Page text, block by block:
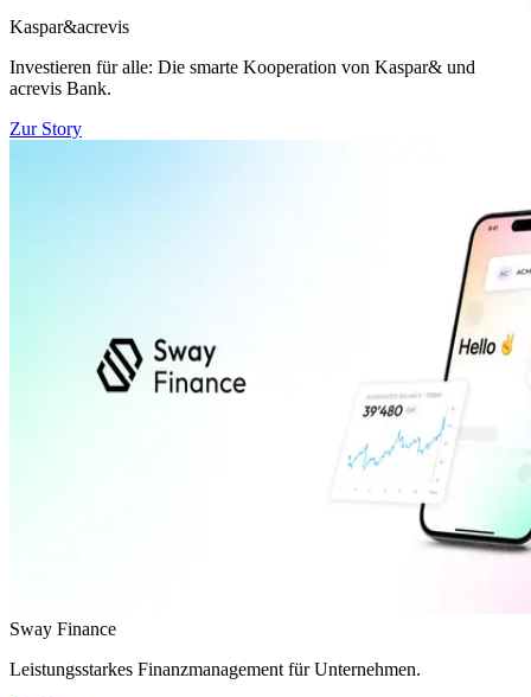
Kaspar&acrevis
Investieren für alle: Die smarte Kooperation von Kaspar& und
acrevis Bank.
Zur Story
Sway Finance
Leistungsstarkes Finanzmanagement für Unternehmen.